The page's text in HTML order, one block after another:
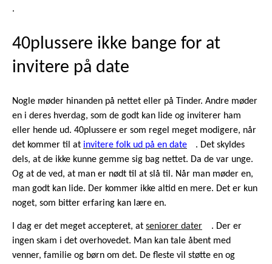
.
40plussere ikke bange for at
invitere på date
Nogle møder hinanden på nettet eller på Tinder. Andre møder
en i deres hverdag, som de godt kan lide og inviterer ham
eller hende ud. 40plussere er som regel meget modigere, når
det kommer til at invitere folk ud på en date
. Det skyldes
dels, at de ikke kunne gemme sig bag nettet. Da de var unge.
Og at de ved, at man er nødt til at slå til. Når man møder en,
man godt kan lide. Der kommer ikke altid en mere. Det er kun
noget, som bitter erfaring kan lære en.
I dag er det meget accepteret, at seniorer dater
. Der er
ingen skam i det overhovedet. Man kan tale åbent med
venner, familie og børn om det. De fleste vil støtte en og